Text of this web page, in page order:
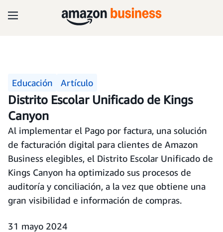
Educación Artículo
Distrito Escolar Unificado de Kings
Canyon
Al implementar el Pago por factura, una solución
de facturación digital para clientes de Amazon
Business elegibles, el Distrito Escolar Unificado de
Kings Canyon ha optimizado sus procesos de
auditoría y conciliación, a la vez que obtiene una
gran visibilidad e información de compras.
31 mayo 2024